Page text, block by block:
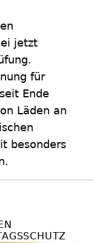
jetzt
für
Ende
Läden an
besonders